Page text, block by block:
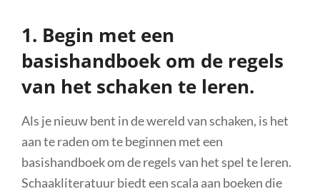
1. Begin met een
basishandboek om de regels
van het schaken te leren.
Als je nieuw bent in de wereld van schaken, is het
aan te raden om te beginnen met een
basishandboek om de regels van het spel te leren.
Schaakliteratuur biedt een scala aan boeken die